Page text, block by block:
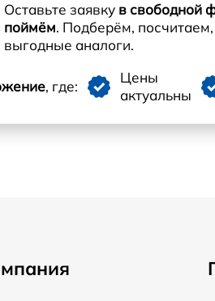
Оставьте заявку в свободной
поймём. Подберём,
выгодные аналоги.
, где:
Цены
актуальны